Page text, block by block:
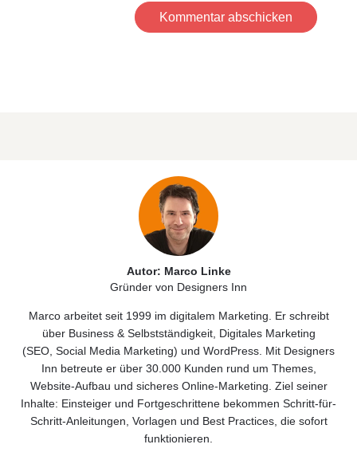
Kommentar abschicken
Autor: Marco Linke
Gründer von Designers Inn
Marco arbeitet seit 1999 im digitalem Marketing. Er schreibt
über Business & Selbstständigkeit, Digitales Marketing
(SEO Social Media Marketing) und WordPress . Mit Designers
Inn betreute er über 30.000 Kunden rund um Themes,
Website‑Aufbau und sicheres Online‑Marketing. Ziel seiner
Inhalte: Einsteiger und Fortgeschrittene bekommen Schritt-für-
Schritt-Anleitungen, Vorlagen und Best Practices, die sofort
funktionieren.